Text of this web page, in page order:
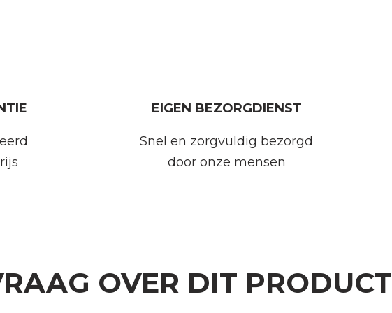
EIGEN BEZORGDIENST
Snel en zorgvuldig bezorgd
door onze mensen
OVER DIT PRODUCT